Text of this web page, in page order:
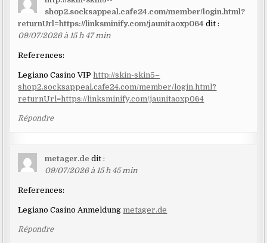
shop2.socksappeal.cafe24.com/member/login.html?
returnUrl=https://linksminify.com/jaunitaoxp064 dit :
09/07/2026 à 15 h 47 min
References:
Legiano Casino VIPhttp://skin-skin5–
shop2.socksappeal.cafe24.com/member/login.html?
returnUrl=https://linksminify.com/jaunitaoxp064
Répondre
metager.de dit :
09/07/2026 à 15 h 45 min
References:
Legiano Casino Anmeldung metager.de
Répondre